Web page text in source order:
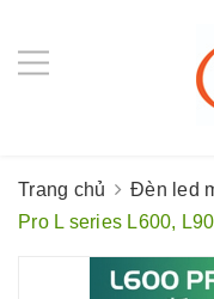
Trang chủ Đèn led
Pro L series L600,